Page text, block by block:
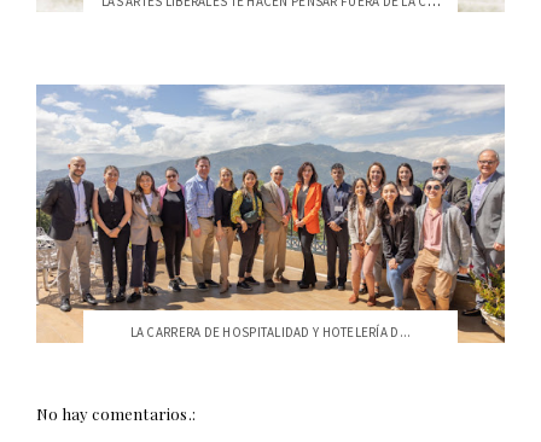
LA CARRERA DE HOSPITALIDAD Y HOTELERÍA D...
No hay comentarios.: